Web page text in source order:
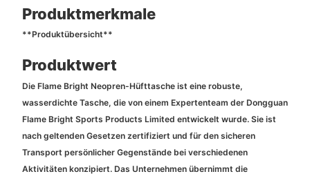
Produktmerkmale
**Produktübersicht**
Produktwert
Die Flame Bright Neopren-Hüfttasche ist eine robuste,
wasserdichte Tasche, die von einem Expertenteam der Dongguan
Flame Bright Sports Products Limited entwickelt wurde. Sie ist
nach geltenden Gesetzen zertifiziert und für den sicheren
Transport persönlicher Gegenstände bei verschiedenen
Aktivitäten konzipiert. Das Unternehmen übernimmt die